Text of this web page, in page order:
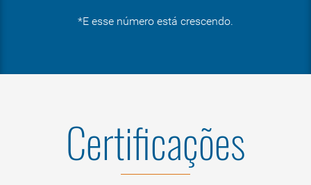
*E esse número está crescendo.
Certificações